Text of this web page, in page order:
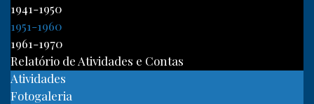
1941-1950
1951-1960
1961-1970
Relatório de Atividades e Contas
Atividades
Fotogaleria